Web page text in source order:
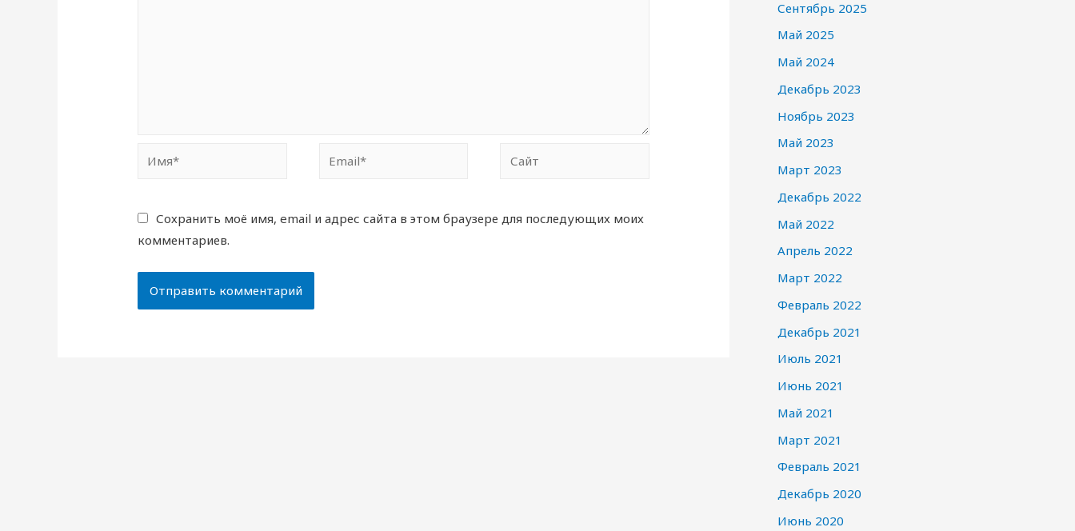
Email* Сайт
Сохранить моё имя, email и адрес сайта в этом браузере для последующих моих
комментариев.
Сентябрь 2025
Май 2025
Май 2024
Декабрь 2023
Ноябрь 2023
Май 2023
Март 2023
Декабрь 2022
Май 2022
Апрель 2022
Март 2022
Февраль 2022
Декабрь 2021
Июль 2021
Июнь 2021
Май 2021
Март 2021
Февраль 2021
Декабрь 2020
Июнь 2020